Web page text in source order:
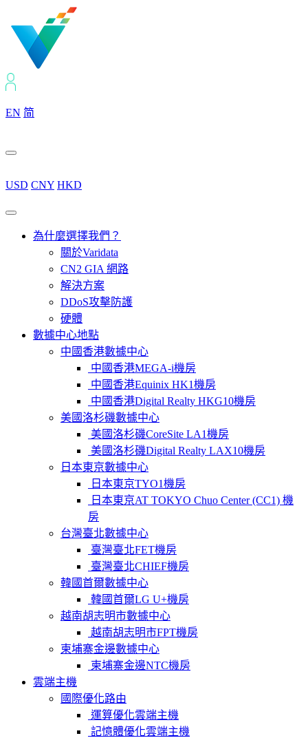
EN 简
USD CNY HKD
為什麼選擇我們？
關於Varidata
CN2 GIA 網路
解決方案
DDoS攻擊防護
硬體
數據中心地點
中國香港數據中心
中國香港MEGA-i機房
中國香港Equinix HK1機房
中國香港Digital Realty HKG10機房
美國洛杉磯數據中心
美國洛杉磯CoreSite LA1機房
美國洛杉磯Digital Realty LAX10機房
日本東京數據中心
日本東京TYO1機房
日本東京AT TOKYO Chuo Center (CC1) 機
房
台灣臺北數據中心
臺灣臺北FET機房
臺灣臺北CHIEF機房
韓國首爾數據中心
韓國首爾LG U+機房
越南胡志明市數據中心
越南胡志明市FPT機房
柬埔寨金邊數據中心
柬埔寨金邊NTC機房
雲端主機
國際優化路由
運算優化雲端主機
記憶體優化雲端主機